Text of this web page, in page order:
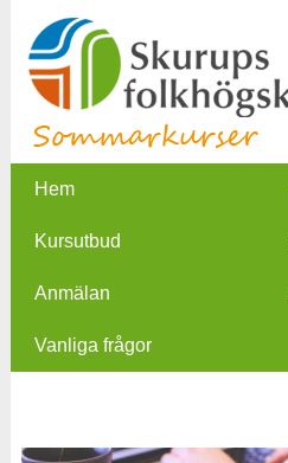
Hem
Kursutbud
Anmälan
Vanliga frågor